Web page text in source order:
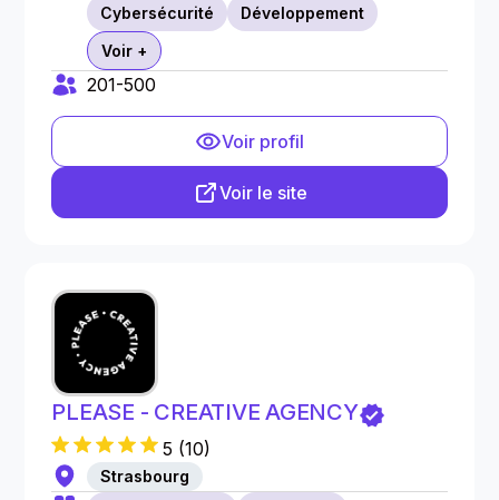
Cybersécurité
Développement
Voir +
201-500
Voir profil
Voir le site
PLEASE - CREATIVE AGENCY
5 (10)
Strasbourg